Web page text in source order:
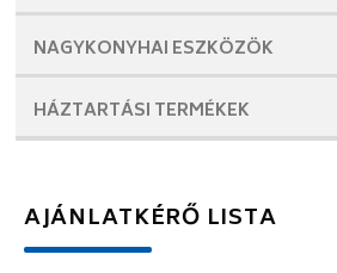
NAGYKONYHAI ESZKÖZÖK
HÁZTARTÁSI TERMÉKEK
AJÁNLATKÉRŐ LISTA